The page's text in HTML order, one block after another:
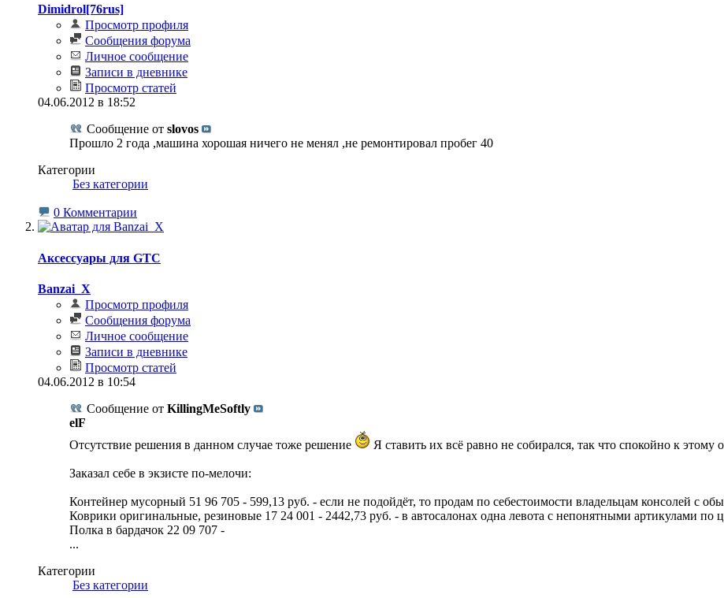
Dimidrol[76rus]
Просмотр профиля
Сообщения форума
Личное сообщение
Записи в дневнике
Просмотр статей
04.06.2012 в 18:52
Сообщение от slovos
Прошло 2 года ,машина хорошая ничего не менял ,не ремонтировал пробег 40
Категории
Без категории
0 Комментарии
Аксессуары для GTC
Banzai_X
Просмотр профиля
Сообщения форума
Личное сообщение
Записи в дневнике
Просмотр статей
04.06.2012 в 10:54
Сообщение от KillingMeSoftly
elF
Отсутствие решения в данном случае тоже решение
Я ставить их всё равно не собирался, так что спокойно к этому
Заказал себе в экзисте по-мелочи:
Контейнер мусорный 51 96 705 - 599,13 руб. - если не подойдёт, то продам по себестоимости владельцам консолей с
Коврики оригинальные, резиновые 17 24 001 - 2442,73 руб. - в автосалонах одна левота с непонятными артикулами по
Полка в бардачок 22 09 707 -
...
Категории
Без категории